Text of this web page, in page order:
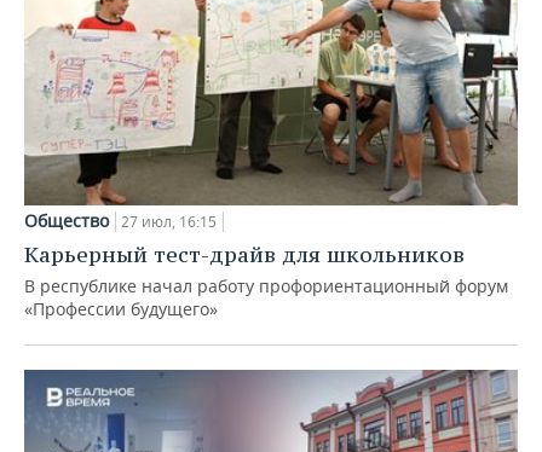
Общество 27 июл, 16:15
Карьерный тест-драйв для школьников
В республике начал работу профориентационный форум
«Профессии будущего»